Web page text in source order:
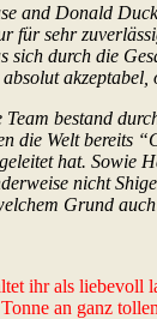
and Donald
für sehr
sich durch die
bestand
die Welt bereits
hat. Sowie
nicht
Grund
ihr als liebevoll
an ganz